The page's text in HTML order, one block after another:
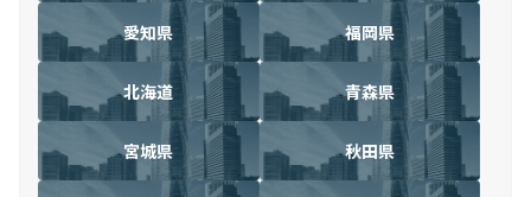
愛知県 福岡県
北海道 青森県
宮城県 秋田県